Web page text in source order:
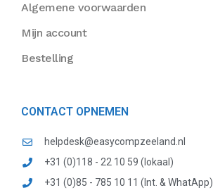
Algemene voorwaarden
Mijn account
Bestelling
CONTACT OPNEMEN
helpdesk@easycompzeeland.nl
+31 (0)118 - 22 10 59 (lokaal)
+31 (0)85 - 785 10 11 (Int. & WhatApp)